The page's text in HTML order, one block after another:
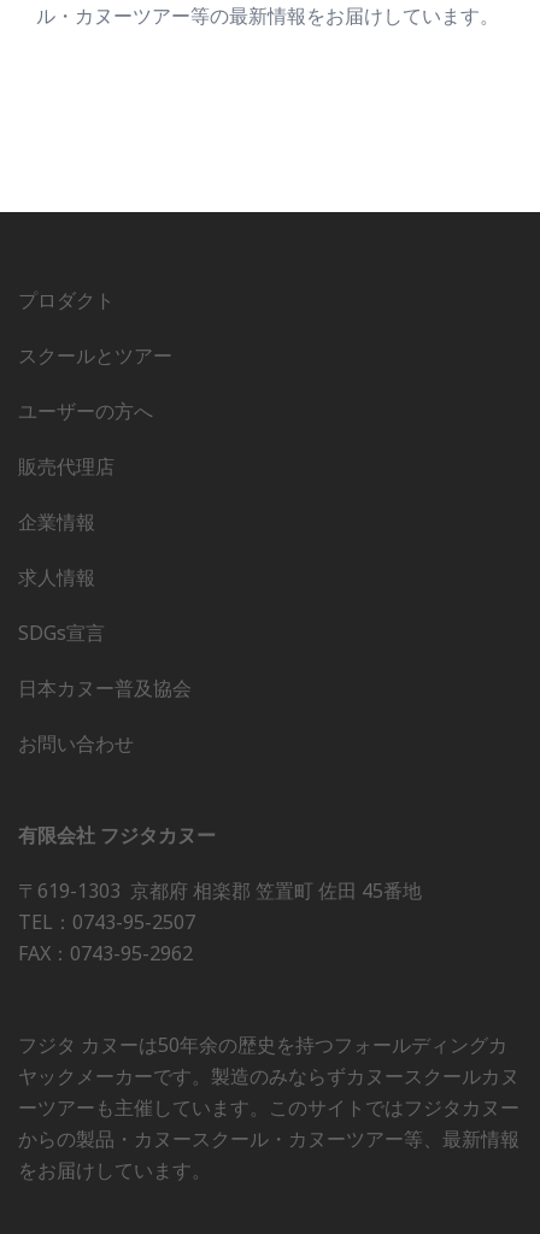
ル・カヌーツアー等の最新情報をお届けしています。
プロダクト
スクールとツアー
ユーザーの方へ
販売代理店
企業情報
求人情報
SDGs宣言
日本カヌー普及協会
お問い合わせ
有限会社 フジタカヌー
〒619-1303 京都府 相楽郡 笠置町 佐田 45番地
TEL：0743-95-2507
FAX：0743-95-2962
フジタ カヌーは50年余の歴史を持つフォールディングカ
ヤックメーカーです。製造のみならずカヌースクールカヌ
ーツアーも主催しています。このサイトではフジタカヌー
からの製品・カヌースクール・カヌーツアー等、最新情報
をお届けしています。